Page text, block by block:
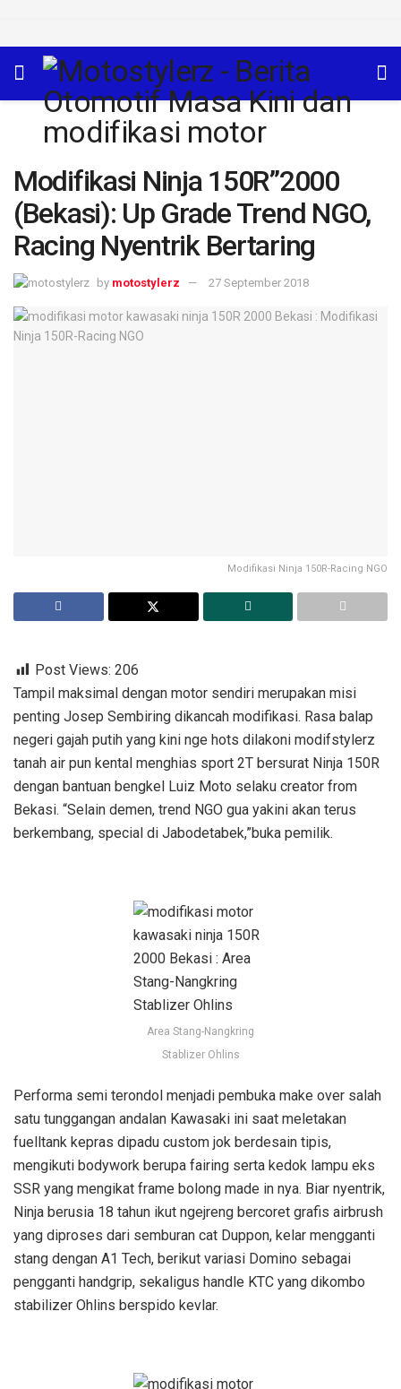
Modifikasi Ninja 150R”2000
(Bekasi): Up Grade Trend NGO,
Racing Nyentrik Bertaring
by motostylerz 27 September 2018
Modifikasi Ninja 150R-Racing NGO
Post Views: 206
Tampil maksimal dengan motor sendiri merupakan misi
penting Josep Sembiring dikancah modifikasi. Rasa balap
negeri gajah putih yang kini nge hots dilakoni modifstylerz
tanah air pun kental menghias sport 2T bersurat Ninja 150R
dengan bantuan bengkel Luiz Moto selaku creator from
Bekasi. “Selain demen, trend NGO gua yakini akan terus
berkembang, special di Jabodetabek,”buka pemilik.
Area Stang-Nangkring
Stablizer Ohlins
Performa semi terondol menjadi pembuka make over salah
satu tunggangan andalan Kawasaki ini saat meletakan
fuelltank kepras dipadu custom jok berdesain tipis,
mengikuti bodywork berupa fairing serta kedok lampu eks
SSR yang mengikat frame bolong made in nya. Biar nyentrik,
Ninja berusia 18 tahun ikut ngejreng bercoret grafis airbrush
yang diproses dari semburan cat Duppon, kelar mengganti
stang dengan A1 Tech, berikut variasi Domino sebagai
pengganti handgrip, sekaligus handle KTC yang dikombo
stabilizer Ohlins berspido kevlar.